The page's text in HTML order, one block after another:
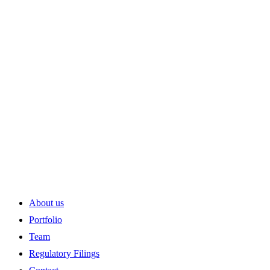
메뉴
닫기
About us
Portfolio
Team
Regulatory Filings